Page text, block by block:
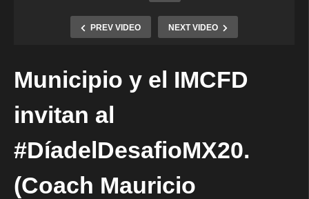
PREV VIDEO NEXT VIDEO
Municipio y el IMCFD
invitan al
#DíadelDesafioMX20.
(Coach Mauricio